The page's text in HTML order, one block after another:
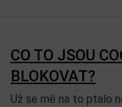
CO TO JSOU
BLOKOVAT?
Už se mě na to ptalo